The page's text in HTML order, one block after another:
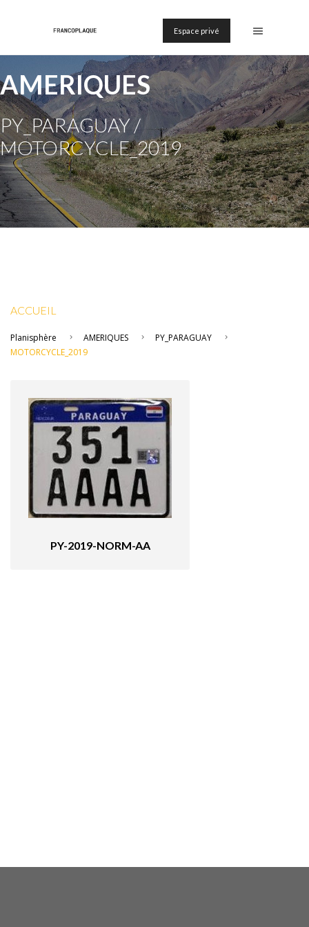
Espace privé
AMERIQUES
PY_PARAGUAY /
MOTORCYCLE_2019
ACCUEIL
Planisphère AMERIQUES
PY_PARAGUAY
MOTORCYCLE_2019
PY-2019-NORM-AA